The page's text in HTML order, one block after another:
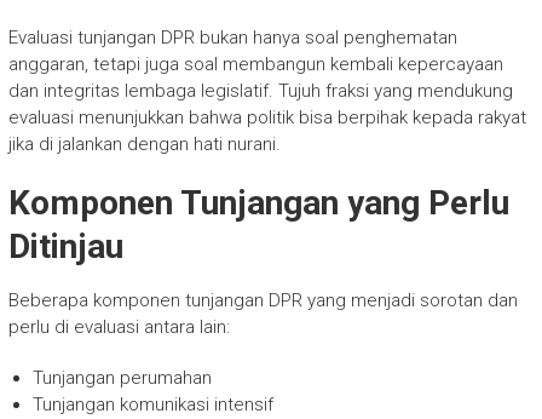
Evaluasi tunjangan DPR bukan hanya soal penghematan
anggaran, tetapi juga soal membangun kembali kepercayaan
dan integritas lembaga legislatif. Tujuh fraksi yang mendukung
evaluasi menunjukkan bahwa politik bisa berpihak kepada rakyat
jika di jalankan dengan hati nurani.
Komponen Tunjangan yang Perlu
Ditinjau
Beberapa komponen tunjangan DPR yang menjadi sorotan dan
perlu di evaluasi antara lain:
Tunjangan perumahan
Tunjangan komunikasi intensif